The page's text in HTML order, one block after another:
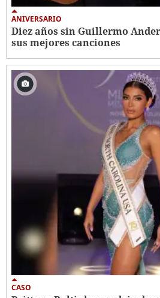
ANIVERSARIO
Diez años sin Guillermo
sus mejores canciones
CASO